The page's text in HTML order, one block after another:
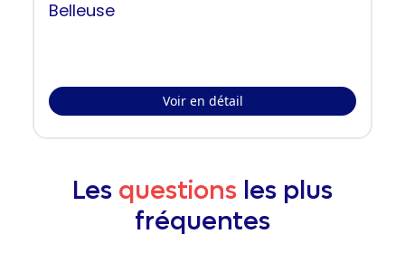
Belleuse
Voir en détail
Les questions les plus
fréquentes